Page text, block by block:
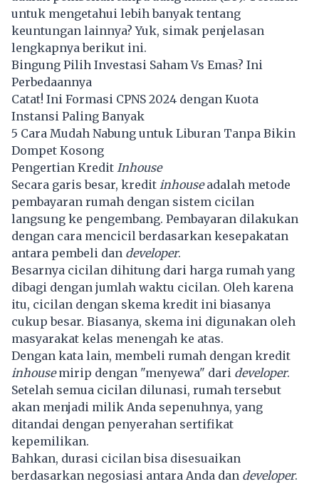
untuk mengetahui lebih banyak tentang
keuntungan lainnya? Yuk, simak penjelasan
lengkapnya berikut ini.
Bingung Pilih Investasi Saham Vs Emas? Ini
Perbedaannya
Catat! Ini Formasi CPNS 2024 dengan Kuota
Instansi Paling Banyak
5 Cara Mudah Nabung untuk Liburan Tanpa Bikin
Dompet Kosong
Pengertian Kredit Inhouse
Secara garis besar, kredit inhouseadalah metode
pembayaran rumah dengan sistem cicilan
langsung ke pengembang. Pembayaran dilakukan
dengan cara mencicil berdasarkan kesepakatan
antara pembeli dan developer.
Besarnya cicilan dihitung dari harga rumah yang
dibagi dengan jumlah waktu cicilan. Oleh karena
itu, cicilan dengan skema kredit ini biasanya
cukup besar. Biasanya, skema ini digunakan oleh
masyarakat kelas menengah ke atas.
Dengan kata lain, membeli rumah dengan kredit
inhousemirip dengan "menyewa" dari developer.
Setelah semua cicilan dilunasi, rumah tersebut
akan menjadi milik Anda sepenuhnya, yang
ditandai dengan penyerahan sertifikat
kepemilikan.
Bahkan, durasi cicilan bisa disesuaikan
berdasarkan negosiasi antara Anda dan developer.